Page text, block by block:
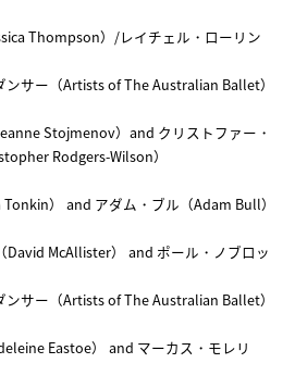
Thompson）/レイチェル・ローリン
サー（Artists of The Australian Ballet）
Stojmenov）and クリストファー・
Rodgers-Wilson）
） and アダム・ブル（Adam Bull）
David McAllister） and ポール・ノブロッ
サー（Artists of The Australian Ballet）
Eastoe） and マーカス・モレリ